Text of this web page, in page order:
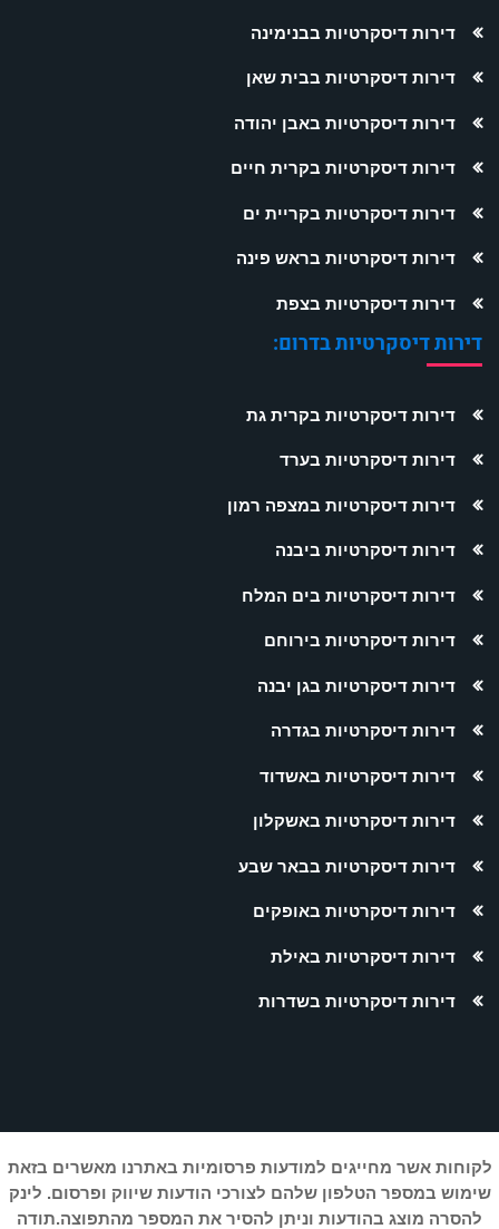
דירות דיסקרטיות בבנימינה
דירות דיסקרטיות בבית שאן
דירות דיסקרטיות באבן יהודה
דירות דיסקרטיות בקרית חיים
דירות דיסקרטיות בקריית ים
דירות דיסקרטיות בראש פינה
דירות דיסקרטיות בצפת
דירות דיסקרטיות בדרום:
דירות דיסקרטיות בקרית גת
דירות דיסקרטיות בערד
דירות דיסקרטיות במצפה רמון
דירות דיסקרטיות ביבנה
דירות דיסקרטיות בים המלח
דירות דיסקרטיות בירוחם
דירות דיסקרטיות בגן יבנה
דירות דיסקרטיות בגדרה
דירות דיסקרטיות באשדוד
דירות דיסקרטיות באשקלון
דירות דיסקרטיות בבאר שבע
דירות דיסקרטיות באופקים
דירות דיסקרטיות באילת
דירות דיסקרטיות בשדרות
לקוחות אשר מחייגים למודעות פרסומיות באתרנו מאשרים בזאת
שימוש במספר הטלפון שלהם לצורכי הודעות שיווק ופרסום. לינק
להסרה מוצג בהודעות וניתן להסיר את המספר מהתפוצה.תודה